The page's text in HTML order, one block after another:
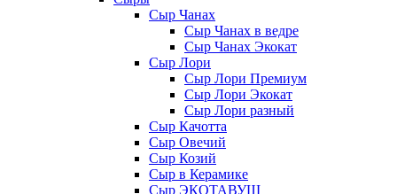
Сыр Чанах
Сыр Чанах в ведре
Сыр Чанах Экокат
Сыр Лори
Сыр Лори Премиум
Сыр Лори Экокат
Сыр Лори разный
Сыр Качотта
Сыр Овечий
Сыр Козий
Сыр в Керамике
Сыр ЭКОТАВУШ